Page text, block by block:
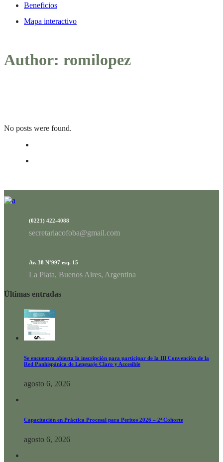
Beneficios
Mapa interactivo
Author: romilopez
No posts were found.
(0221) 422-4088
secretariacofoba@gmail.com
Av. 38 N°997 esq. 15
La Plata, Buenos Aires, Argentina
Últimas entradas
Se encuentra abierta la inscripción para participar de la III Convención de la
Red Panhispánica de Lenguaje Claro y Accesible
agosto 6, 2026
Capacitación en Práctica Procesal para Peritos 2026 – 2ª Cohorte
agosto 6, 2026